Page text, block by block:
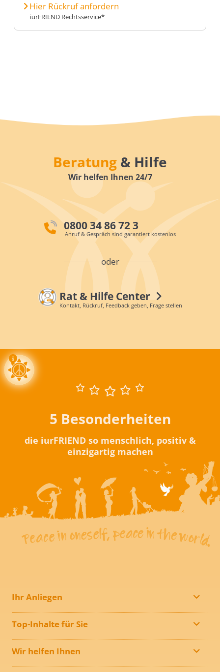
Hier Rückruf anfordern
iurFRIEND Rechtsservice*
Beratung & Hilfe
Wir helfen Ihnen 24/7
0800 34 86 72 3
Anruf & Gespräch sind garantiert kostenlos
oder
Rat & Hilfe Center
Kontakt, Rückruf, Feedback geben, Frage stellen
5 Besonderheiten
die iurFRIEND so menschlich, positiv &
einzigartig machen
Ihr Anliegen
Top-Inhalte für Sie
Wir helfen Ihnen